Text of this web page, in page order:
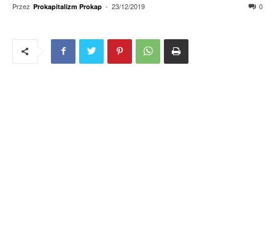
Przez Prokapitalizm Prokap - 23/12/2019 0